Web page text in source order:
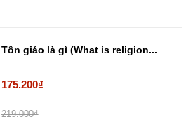
Tôn giáo là gì (What is religion...
175.200₫
219.000₫